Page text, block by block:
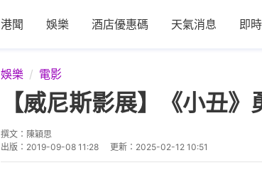
港聞 娛樂 酒店優惠碼 天氣消息 即時
娛樂 電影
【威尼斯影展】《小丑
撰文： 陳穎思
出版： 2019-09-08 11:28 更新： 2025-02-12 10:51